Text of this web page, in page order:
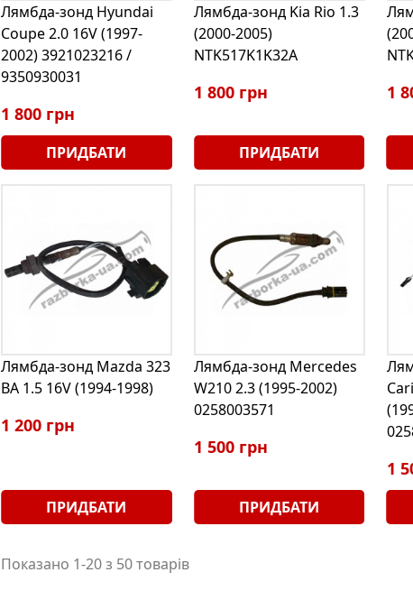
Лямбда-зонд Hyundai
Coupe 2.0 16V (1997-
2002) 3921023216 /
9350930031
1 800 грн
ПРИДБАТИ
Лямбда-зонд Kia Rio 1.3
(2000-2005)
NTK517K1K32A
1 800 грн
ПРИДБАТИ
1
Лямбда-зонд Mazda 323
BA 1.5 16V (1994-1998)
1 200 грн
ПРИДБАТИ
Лямбда-зонд Mercedes
W210 2.3 (1995-2002)
0258003571
1 500 грн
ПРИДБАТИ
1
Показано 1-20 з 50 товарів